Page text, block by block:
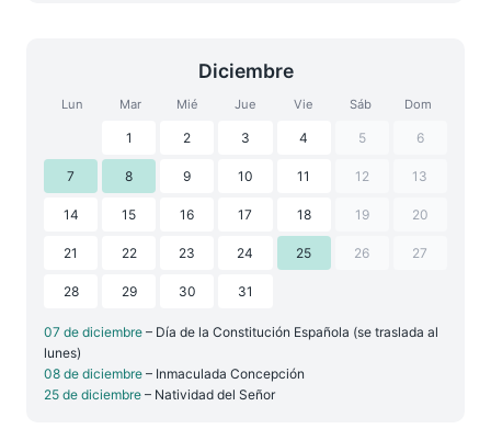
Diciembre
Lun Mar Mié Jue Vie Sáb Dom
1 2 3 4 5 6
7 8 9 10 11 12 13
14 15 16 17 18 19 20
21 22 23 24 25 26 27
28 29 30 31
07 de diciembre – Día de la Constitución Española (se traslada al
lunes)
08 de diciembre – Inmaculada Concepción
25 de diciembre – Natividad del Señor